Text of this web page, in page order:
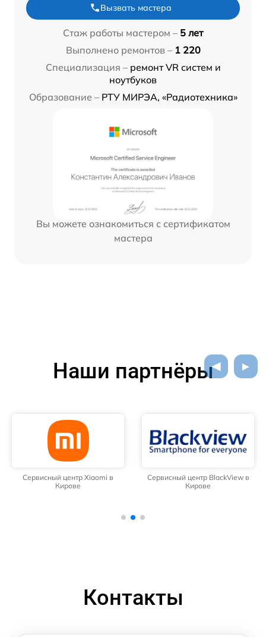
Вызвать мастера
Стаж работы мастером – 5 лет
Выполнено ремонтов – 1 220
Специализация – ремонт VR систем и
ноутбуков
Образование – РТУ МИРЭА, «Радиотехника»
Вы можете ознакомиться с сертификатом
мастера
Наши партнёры
Сервисный центр Xiaomi в
Кирове
Сервисный центр BlackView в
Кирове
Контакты